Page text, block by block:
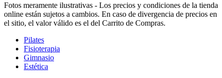
Fotos meramente ilustrativas - Los precios y condiciones de la tienda
online están sujetos a cambios. En caso de divergencia de precios en
el sitio, el valor válido es el del Carrito de Compras.
Pilates
Fisioterapia
Gimnasio
Estética